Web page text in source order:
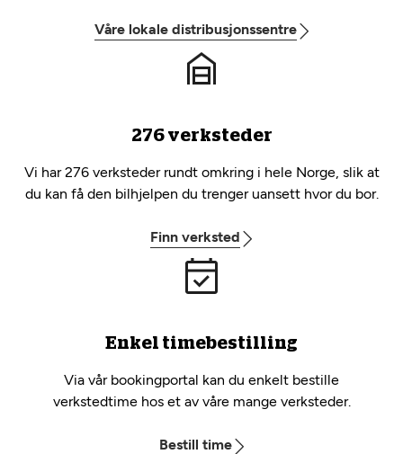
Våre lokale distribusjonssentre
276 verksteder
Vi har 276 verksteder rundt omkring i hele Norge, slik at
du kan få den bilhjelpen du trenger uansett hvor du bor.
Finn verksted
Enkel timebestilling
Via vår bookingportal kan du enkelt bestille
verkstedtime hos et av våre mange verksteder.
Bestill time